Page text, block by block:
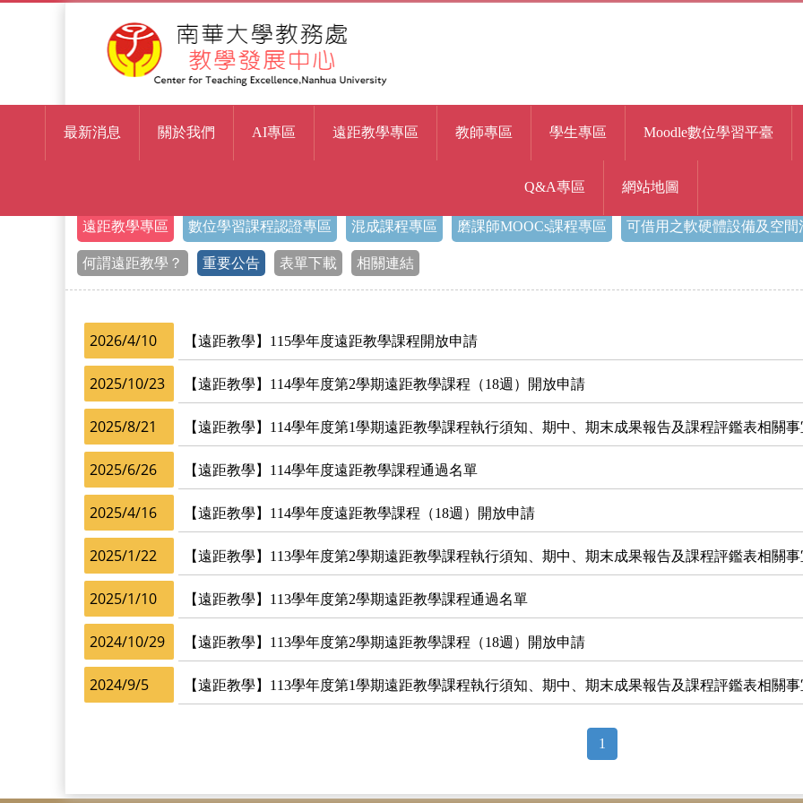
遠距教學專區 數位學習課程認證專區 混成課程專區 磨課師MOOCs課程專區 可借用之軟硬體設備及空間
何謂遠距教學？ 重要公告 表單下載 相關連結
2026/4/10 【遠距教學】115學年度遠距教學課程開放申請
2025/10/23 【遠距教學】114學年度第2學期遠距教學課程（18週）開放申請
2025/8/21 【遠距教學】114學年度第1學期遠距教學課程執行須知、期中、期末成果報告及課程評鑑表相關事
2025/6/26 【遠距教學】114學年度遠距教學課程通過名單
2025/4/16 【遠距教學】114學年度遠距教學課程（18週）開放申請
2025/1/22 【遠距教學】113學年度第2學期遠距教學課程執行須知、期中、期末成果報告及課程評鑑表相關事
2025/1/10 【遠距教學】113學年度第2學期遠距教學課程通過名單
2024/10/29 【遠距教學】113學年度第2學期遠距教學課程（18週）開放申請
2024/9/5 【遠距教學】113學年度第1學期遠距教學課程執行須知、期中、期末成果報告及課程評鑑表相關事
1
最新消息 關於我們 AI專區 遠距教學專區 教師專區 學生專區 Moodle數位學習平臺
Q&A專區 網站地圖